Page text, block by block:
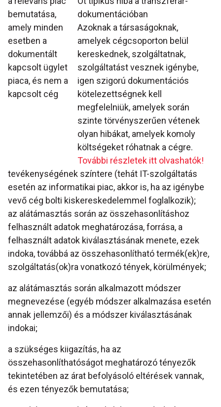
dokumentációban
Azoknak a társaságoknak,
amelyek cégcsoporton belül
kereskednek, szolgáltatnak,
szolgáltatást vesznek igénybe,
igen szigorú dokumentációs
kötelezettségnek kell
megfelelniük, amelyek során
szinte törvényszerűen vétenek
olyan hibákat, amelyek komoly
költségeket róhatnak a cégre.
További részletek itt olvashatók!
bemutatása,
amely minden
esetben a
dokumentált
kapcsolt ügylet
piaca, és nem a
kapcsolt cég
tevékenységének színtere (tehát IT-szolgáltatás
esetén az informatikai piac, akkor is, ha az igénybe
vevő cég bolti kiskereskedelemmel foglalkozik);
az alátámasztás során az összehasonlításhoz
felhasznált adatok meghatározása, forrása, a
felhasznált adatok kiválasztásának menete, ezek
indoka, továbbá az összehasonlítható termék(ek)re,
szolgáltatás(ok)ra vonatkozó tények, körülmények;
az alátámasztás során alkalmazott módszer
megnevezése (egyéb módszer alkalmazása esetén
annak jellemzői) és a módszer kiválasztásának
indokai;
a szükséges kiigazítás, ha az
összehasonlíthatóságot meghatározó tényezők
tekintetében az árat befolyásoló eltérések vannak,
és ezen tényezők bemutatása;